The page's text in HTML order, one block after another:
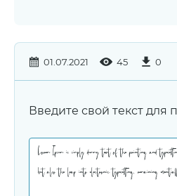
01.07.2021 45 0
Введите свой текст